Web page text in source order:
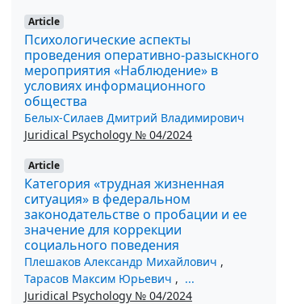
Article
Психологические аспекты
проведения оперативно-разыскного
мероприятия «Наблюдение» в
условиях информационного
общества
Белых-Силаев Дмитрий Владимирович
Juridical Psychology № 04/2024
Article
Категория «трудная жизненная
ситуация» в федеральном
законодательстве о пробации и ее
значение для коррекции
социального поведения
Плешаков Александр Михайлович ,
Тарасов Максим Юрьевич , ...
Juridical Psychology № 04/2024